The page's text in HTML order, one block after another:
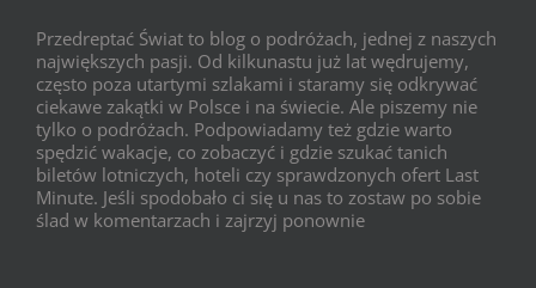
Przedreptać Świat to blog o podróżach, jednej z naszych
największych pasji. Od kilkunastu już lat wędrujemy,
często poza utartymi szlakami i staramy się odkrywać
ciekawe zakątki w Polsce i na świecie. Ale piszemy nie
tylko o podróżach. Podpowiadamy też gdzie warto
spędzić wakacje, co zobaczyć i gdzie szukać tanich
biletów lotniczych, hoteli czy sprawdzonych ofert Last
Minute. Jeśli spodobało ci się u nas to zostaw po sobie
ślad w komentarzach i zajrzyj ponownie